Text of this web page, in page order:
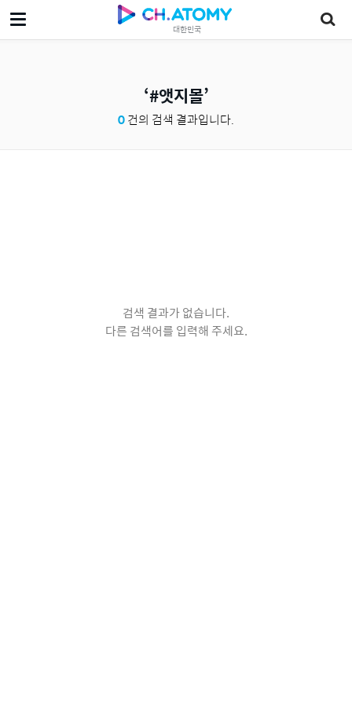
대한민국
#앳지몰
0건의 검색 결과입니다.
검색 결과가 없습니다.
다른 검색어를 입력해 주세요.